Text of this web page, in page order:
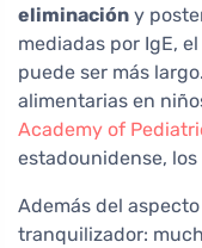
eliminación y
mediadas por IgE,
puede ser más
alimentarias en
Academy of
estadounidense,
Además del
tranquilizador: